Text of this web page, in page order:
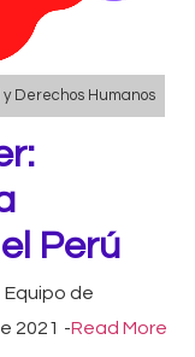
y Derechos Humanos
Perú
Equipo de
2021 -Read More